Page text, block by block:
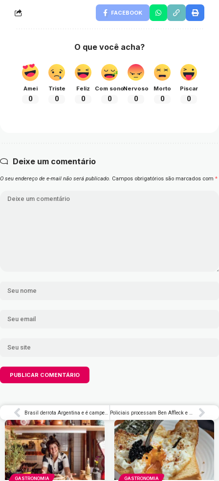
FACEBOOK
O que você acha?
Amei
0
Triste
0
Feliz
0
Com sono
0
Nervoso
0
Morto
0
Piscar
0
Deixe um comentário
O seu endereço de e-mail não será publicado. Campos obrigatórios são marcados com *
Brasil derrota Argentina e é campeão Sul-Americano Sub-17 feminino Policiais processam Ben Affleck e Matt Damon por difamação no filme ‘Dinheiro Suspeito’ – Rolling Stone Brasil
GASTRONOMIA GASTRONOMIA